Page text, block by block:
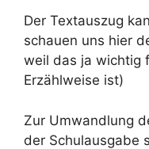
Der Textauszug
schauen uns hier
weil das ja wichtig
Erzählweise ist)
Zur Umwandlung
der Schulausgabe